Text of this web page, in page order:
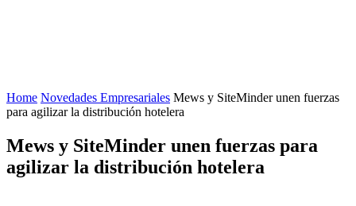
Home Novedades Empresariales Mews y SiteMinder unen fuerzas
para agilizar la distribución hotelera
Mews y SiteMinder unen fuerzas para
agilizar la distribución hotelera